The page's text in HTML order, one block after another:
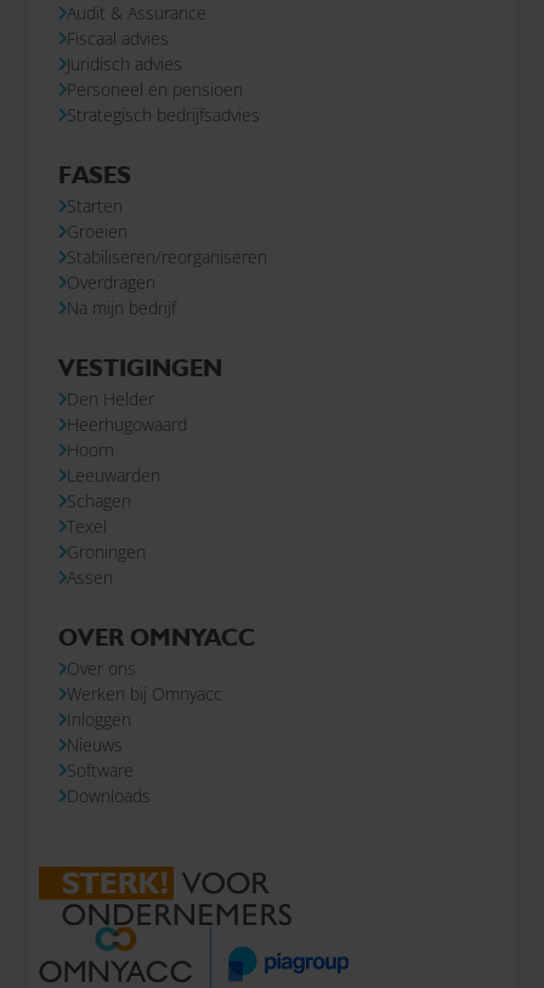
Audit & Assurance
Fiscaal advies
Juridisch advies
Personeel en pensioen
Strategisch bedrijfsadvies
FASES
Starten
Groeien
Stabiliseren/reorganiseren
Overdragen
Na mijn bedrijf
VESTIGINGEN
Den Helder
Heerhugowaard
Hoorn
Leeuwarden
Schagen
Texel
Groningen
Assen
OVER OMNYACC
Over ons
Werken bij Omnyacc
Inloggen
Nieuws
Software
Downloads